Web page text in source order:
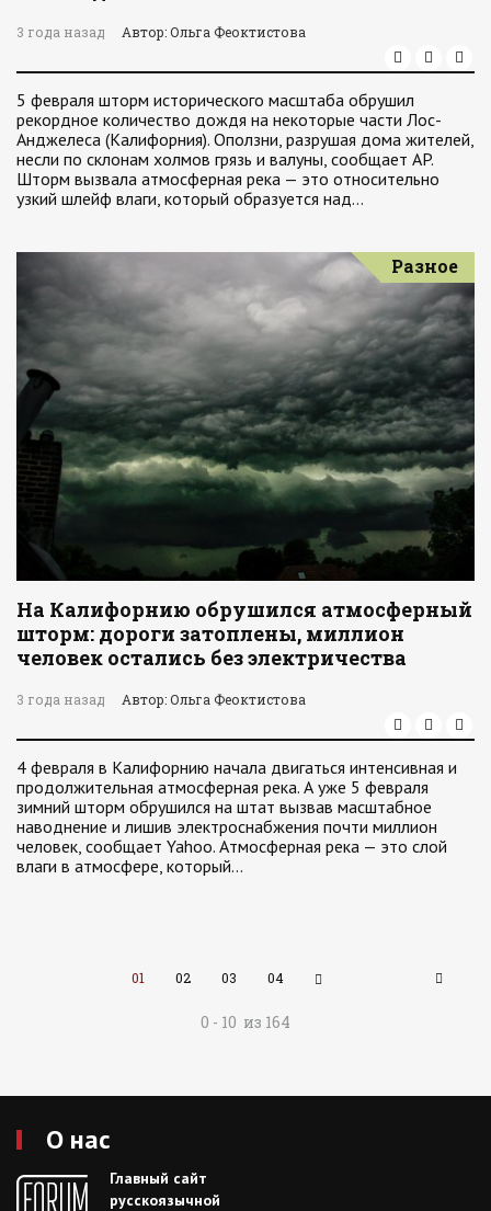
3 года назад Автор: Ольга Феоктистова
5 февраля шторм исторического масштаба обрушил
рекордное количество дождя на некоторые части Лос-
Анджелеса (Калифорния). Оползни, разрушая дома жителей,
несли по склонам холмов грязь и валуны, сообщает AP.
Шторм вызвала атмосферная река — это относительно
узкий шлейф влаги, который образуется над…
Разное
На Калифорнию обрушился атмосферный
шторм: дороги затоплены, миллион
человек остались без электричества
3 года назад Автор: Ольга Феоктистова
4 февраля в Калифорнию начала двигаться интенсивная и
продолжительная атмосферная река. А уже 5 февраля
зимний шторм обрушился на штат вызвав масштабное
наводнение и лишив электроснабжения почти миллион
человек, сообщает Yahoo. Атмосферная река — это слой
влаги в атмосфере, который…
01 02 03 04
0 - 10 из 164
О нас
Главный сайт
русскоязычной